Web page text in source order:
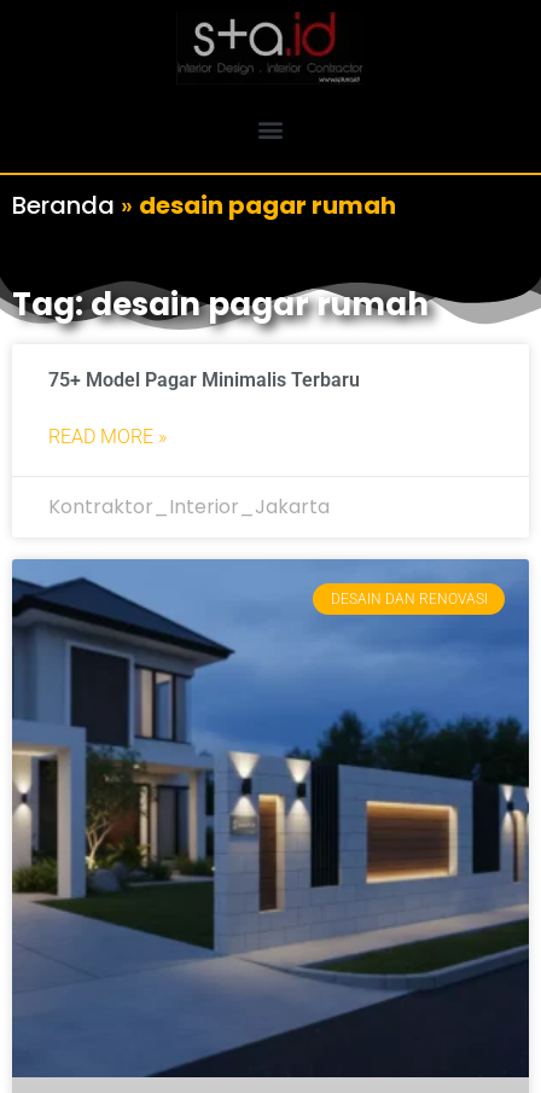
Beranda » desain pagar rumah
Tag: desain pagar rumah
75+ Model Pagar Minimalis Terbaru
READ MORE »
Kontraktor_Interior_Jakarta
DESAIN DAN RENOVASI